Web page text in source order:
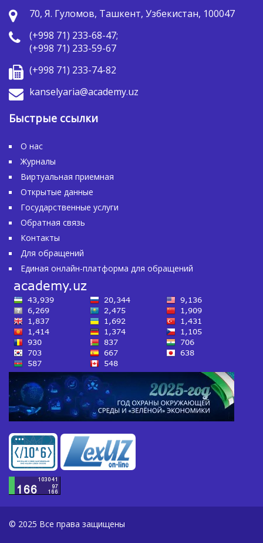
70, Я. Гуломов, Ташкент, Узбекистан, 100047
(+998 71) 233-68-47;
(+998 71) 233-59-67
(+998 71) 233-74-82
kanselyaria@academy.uz
Быстрые ссылки
О нас
Журналы
Виртуальная приемная
Открытые данные
Государственные услуги
Обратная связь
Контакты
Для обращений
Единая онлайн-платформа для обращений
© 2025 Все права защищены